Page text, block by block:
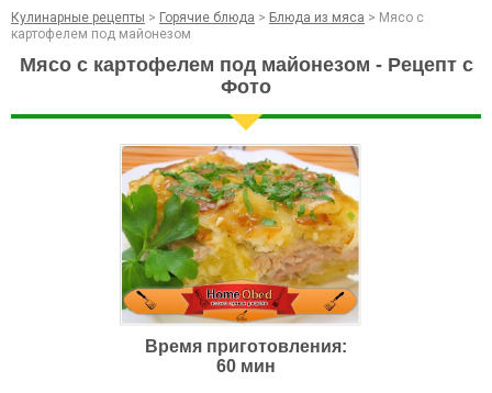
Кулинарные рецепты > Горячие блюда > Блюда из мяса > Мясо с
картофелем под майонезом
Мясо с картофелем под майонезом - Рецепт с
Фото
Время приготовления:
60 мин